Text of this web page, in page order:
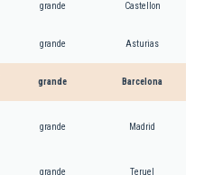
grande Castellon
grande Asturias
grande Barcelona
grande Madrid
grande Teruel